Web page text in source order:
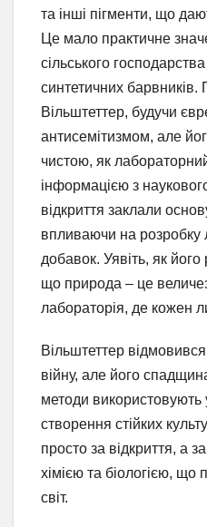
та інші пігменти, що
Це мало практичне
сільського
синтетичних барвників.
Вільштеттер, будучи
антисемітизмом, але
чистою, як
інформацією з
відкриття заклали
впливаючи на розробку
добавок. Уявіть, як
що природа – це
лабораторія, де кожен
Вільштеттер
війну, але його
методи використовують
створення стійких
просто за відкриття, а
хімією та біологією, що
світ.